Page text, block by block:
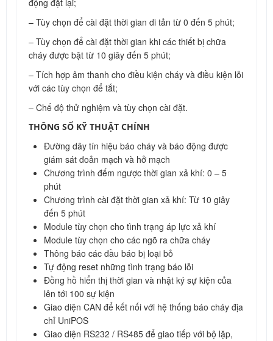
động đặt lại;
– Tùy chọn để cài đặt thời gian di tản từ 0 đến 5 phút;
– Tùy chọn để cài đặt thời gian khi các thiết bị chữa
cháy được bật từ 10 giây đến 5 phút;
– Tích hợp âm thanh cho điều kiện cháy và điều kiện lỗi
với các tùy chọn để tắt;
– Chế độ thử nghiệm và tùy chọn cài đặt.
THÔNG SỐ KỸ THUẬT CHÍNH
Đường dây tín hiệu báo cháy và báo động được
giám sát đoản mạch và hở mạch
Chương trình đếm ngược thời gian xả khí: 0 – 5
phút
Chương trình cài đặt thời gian xả khí: Từ 10 giây
đến 5 phút
Module tùy chọn cho tình trạng áp lực xả khí
Module tùy chọn cho các ngõ ra chữa cháy
Thông báo các đầu báo bị loại bỏ
Tự động reset những tình trạng báo lỗi
Đồng hồ hiển thị thời gian và nhật ký sự kiện của
lên tới 100 sự kiện
Giao diện CAN để kết nối với hệ thống báo cháy địa
chỉ UniPOS
Giao diện RS232 / RS485 để giao tiếp với bộ lặp,